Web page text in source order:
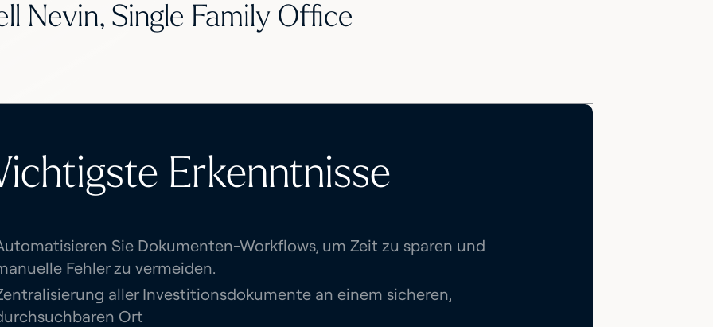
Nevin, Single Family Office
Erkenntnisse
Sie Dokumenten-Workflows, um Zeit zu sparen und
Fehler zu vermeiden.
aller Investitionsdokumente an einem sicheren,
Ort